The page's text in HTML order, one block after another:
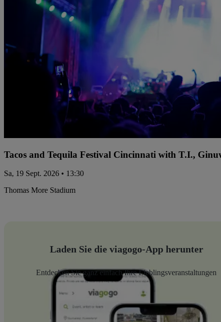
Tacos and Tequila Festival Cincinnati with T.I.,
Sa, 19 Sept. 2026 • 13:30
Thomas More Stadium
Laden Sie die viagogo-App herunter
Entdecken Sie ganz einfach Ihre Lieblingsveranstaltungen